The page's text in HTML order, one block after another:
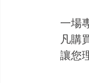
一場
凡購
讓您